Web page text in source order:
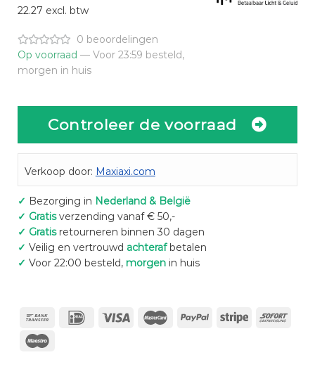
was:
€32,95.€26,95.
22.27 excl. btw
0 beoordelingen
Op voorraad — Voor 23:59 besteld,
morgen in huis
Controleer de voorraad
Verkoop door: Maxiaxi.com
✓ Bezorging in Nederland & België
✓ Gratisverzending vanaf € 50,-
✓ Gratisretourneren binnen 30 dagen
✓ Veilig en vertrouwd achterafbetalen
✓ Voor 22:00 besteld, morgenin huis